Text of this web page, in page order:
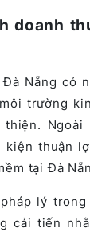
doanh
Nẵng có
trường
Ngoài
kiện thuận
tại Đà
lý trong
cải tiến